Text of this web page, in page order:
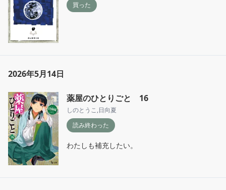
買った
2026年5月14日
薬屋のひとりごと 16
しのとうこ ,日向夏
読み終わった
わたしも補充したい。